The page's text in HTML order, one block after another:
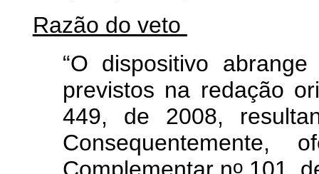
Razão do veto
“O dispositivo
previstos na redação
449, de 2008,
o